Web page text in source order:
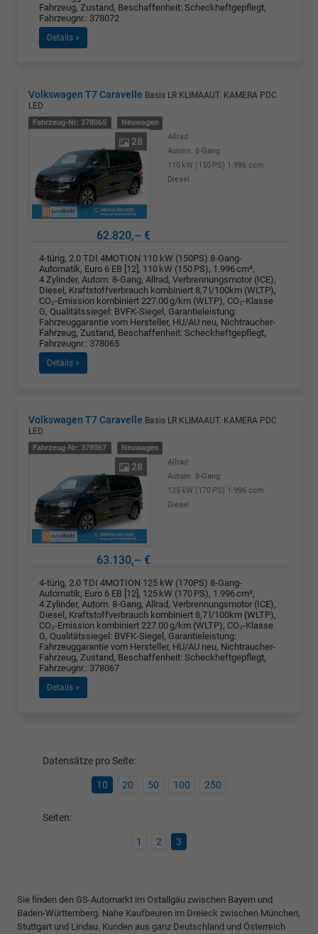
Fahrzeug, Zustand, Beschaffenheit: Scheckheftgepflegt,
Fahrzeugnr.: 378072
Details »
Volkswagen T7 Caravelle Basis LR KLIMAAUT. KAMERA PDC
LED
Fahrzeug-Nr: 378065 Neuwagen
28
Allrad
Autom. 8-Gang
110 kW (150 PS) 1.996 ccm
Diesel
62.820,– €
4-türig, 2.0 TDI 4MOTION 110 kW (150PS) 8-Gang-
Automatik, Euro 6 EB [12], 110 kW (150 PS), 1.996 cm³,
4 Zylinder, Autom. 8-Gang, Allrad, Verbrennungsmotor (ICE),
Diesel, Kraftstoffverbrauch kombiniert 8,7 l/100km (WLTP),
CO₂-Emission kombiniert 227.00 g/km (WLTP), CO₂-Klasse
G, Qualitätssiegel: BVFK-Siegel, Garantieleistung:
Fahrzeuggarantie vom Hersteller, HU/AU neu, Nichtraucher-
Fahrzeug, Zustand, Beschaffenheit: Scheckheftgepflegt,
Fahrzeugnr.: 378065
Details »
Volkswagen T7 Caravelle Basis LR KLIMAAUT. KAMERA PDC
LED
Fahrzeug-Nr: 378067 Neuwagen
28
Allrad
Autom. 8-Gang
125 kW (170 PS) 1.996 ccm
Diesel
63.130,– €
4-türig, 2.0 TDI 4MOTION 125 kW (170PS) 8-Gang-
Automatik, Euro 6 EB [12], 125 kW (170 PS), 1.996 cm³,
4 Zylinder, Autom. 8-Gang, Allrad, Verbrennungsmotor (ICE),
Diesel, Kraftstoffverbrauch kombiniert 8,7 l/100km (WLTP),
CO₂-Emission kombiniert 227.00 g/km (WLTP), CO₂-Klasse
G, Qualitätssiegel: BVFK-Siegel, Garantieleistung:
Fahrzeuggarantie vom Hersteller, HU/AU neu, Nichtraucher-
Fahrzeug, Zustand, Beschaffenheit: Scheckheftgepflegt,
Fahrzeugnr.: 378067
Details »
Datensätze pro Seite:
10 20 50 100 250
Seiten:
1 2 3
Sie finden den GS-Automarkt im Ostallgäu zwischen Bayern und
Baden-Württemberg. Nahe Kaufbeuren im Dreieck zwischen München,
Stuttgart und Lindau. Kunden aus ganz Deutschland und Österreich